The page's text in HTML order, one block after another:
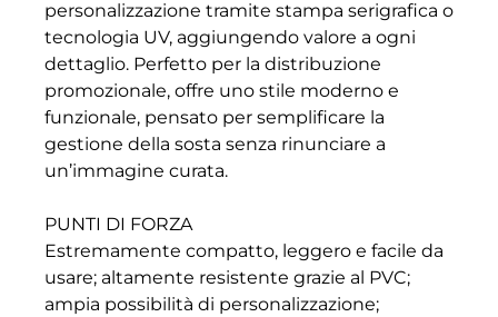
personalizzazione tramite stampa serigrafica o
tecnologia UV, aggiungendo valore a ogni
dettaglio. Perfetto per la distribuzione
promozionale, offre uno stile moderno e
funzionale, pensato per semplificare la
gestione della sosta senza rinunciare a
un’immagine curata.
PUNTI DI FORZA
Estremamente compatto, leggero e facile da
usare; altamente resistente grazie al PVC;
ampia possibilità di personalizzazione;